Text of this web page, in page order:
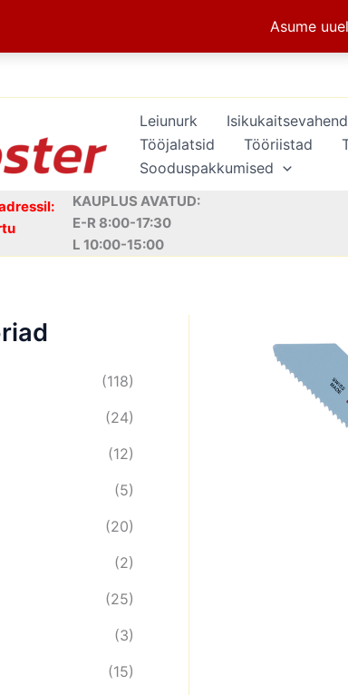
Asume
Leiunurk
Tööjalatsid
Tööriistad
Sooduspakkumised
KAUPLUS AVATUD:
E-R 8:00-17:30
L 10:00-15:00
(118)
(24)
(12)
(5)
(20)
(2)
(25)
(3)
(15)